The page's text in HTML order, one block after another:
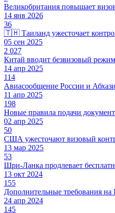
Великобритания повышает
14 янв 2026
36
🇹🇭 Таиланд ужесточает
05 сен 2025
2 027
Китай вводит безвизовый
14 апр 2025
114
Авиасообщение России и
11 апр 2025
198
Новые правила подачи
02 апр 2025
50
США ужесточают визовый
13 мар 2025
53
Шри-Ланка продлевает
13 окт 2024
155
Дополнительные требования
24 апр 2024
145